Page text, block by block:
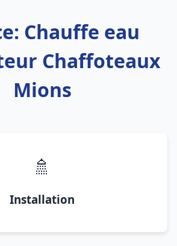
Chauffe eau
Chaffoteaux
Mions
🚿
Installation